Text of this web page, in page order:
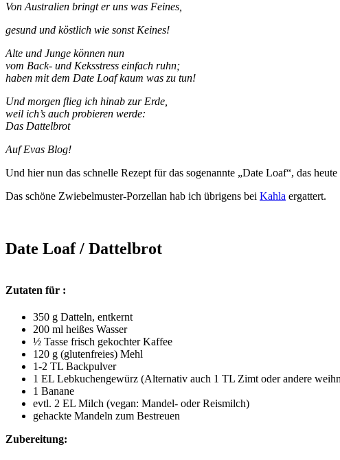
Von Australien bringt er uns was Feines,
gesund und köstlich wie sonst Keines!
Alte und Junge können nun
vom Back- und Keksstress einfach ruhn;
haben mit dem Date Loaf kaum was zu tun!
Und morgen flieg ich hinab zur Erde,
weil ich’s auch probieren werde:
Das Dattelbrot
Auf Evas Blog!
Und hier nun das schnelle Rezept für das sogenannte „Date Loaf“, das
Das schöne Zwiebelmuster-Porzellan hab ich übrigens bei Kahla ergattert.
Date Loaf / Dattelbrot
Zutaten für :
350 g Datteln, entkernt
200 ml heißes Wasser
½ Tasse frisch gekochter Kaffee
120 g (glutenfreies) Mehl
1-2 TL Backpulver
1 EL Lebkuchengewürz (Alternativ auch 1 TL Zimt oder andere
1 Banane
evtl. 2 EL Milch (vegan: Mandel- oder Reismilch)
gehackte Mandeln zum Bestreuen
Zubereitung: